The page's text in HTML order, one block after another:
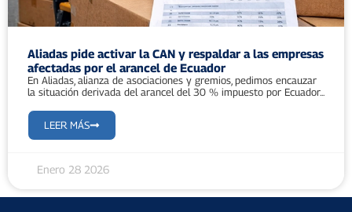
Aliadas pide activar la CAN y respaldar a las empresas
afectadas por el arancel de Ecuador
En Aliadas, alianza de asociaciones y gremios, pedimos encauzar
la situación derivada del arancel del 30 % impuesto por Ecuador...
LEER MÁS
Enero 28 2026